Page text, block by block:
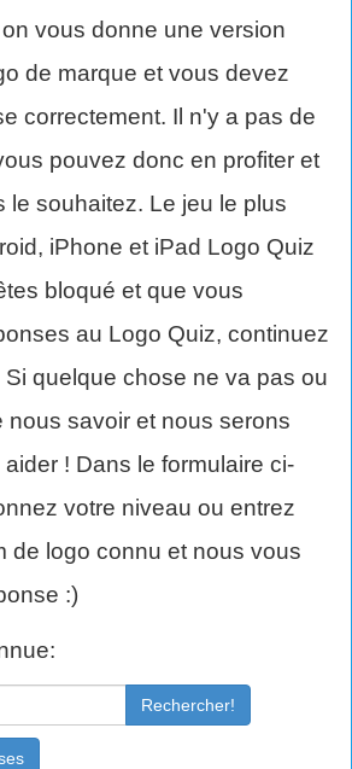
vous donne une version
de marque et vous devez
correctement. Il n'y a pas de
pouvez donc en profiter et
le souhaitez. Le jeu le plus
iPhone et iPad Logo Quiz
bloqué et que vous
au Logo Quiz, continuez
quelque chose ne va pas ou
nous savoir et nous serons
! Dans le formulaire ci-
votre niveau ou entrez
de logo connu et nous vous
:)
Rechercher!